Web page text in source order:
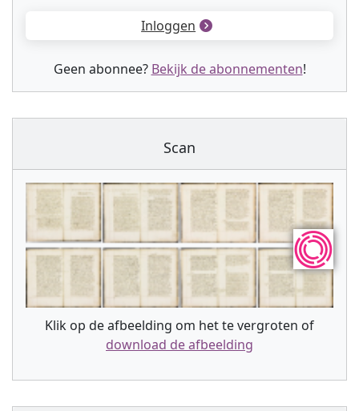
Inloggen
Geen abonnee? Bekijk de abonnementen!
Scan
Klik op de afbeelding om het te vergroten of
download de afbeelding